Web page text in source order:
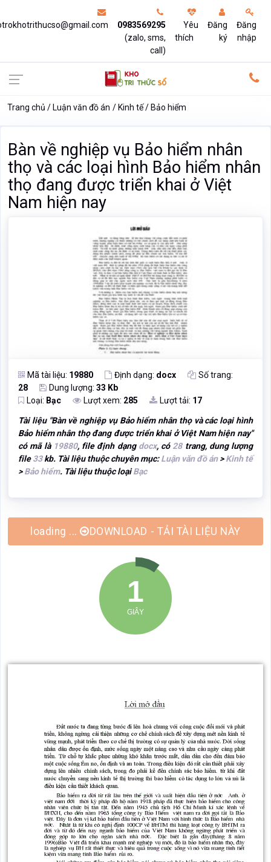
0983569295
(zalo, sms,
call)
Yêu
thích
Đăng
ký
Đăng
nhập
Trang chủ Luận văn đồ án Kinh tế Bảo hiểm
Bàn về nghiệp vụ Bảo hiểm nhân
thọ và các loại hình Bảo hiểm nhân
thọ đang được triển khai ở Việt
Nam hiện nay
Mã tài liệu: 19880 Định dạng: docx
Số trang:
28
Dung lượng: 33 Kb
Loại: Bạc Lượt xem: 285 Lượt tải: 17
Tài liệu "Bàn về nghiệp vụ Bảo hiểm nhân thọ và các loại hình
Bảo hiểm nhân thọ đang được triển khai ở Việt Nam hiện nay"
có mã là 19880, file định dạng docx, có 28trang, dung lượng
file33kb. Tài liệu thuộc chuyên mục:Luận văn đồ án>Kinh tế
>Bảo hiểm. Tài liệu thuộc loạiBạc
DOWNLOAD - TẢI TÀI LIỆU NÀY